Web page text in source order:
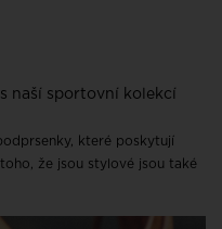
naší sportovní kolekcí
které poskytují
že jsou stylové jsou také